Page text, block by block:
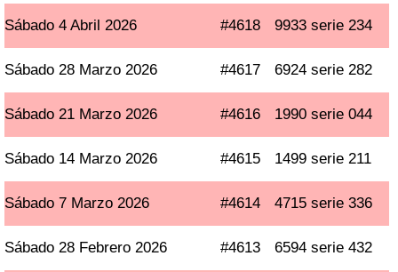
Sábado 4 Abril 2026 #4618 9933 serie 234
Sábado 28 Marzo 2026 #4617 6924 serie 282
Sábado 21 Marzo 2026 #4616 1990 serie 044
Sábado 14 Marzo 2026 #4615 1499 serie 211
Sábado 7 Marzo 2026 #4614 4715 serie 336
Sábado 28 Febrero 2026 #4613 6594 serie 432